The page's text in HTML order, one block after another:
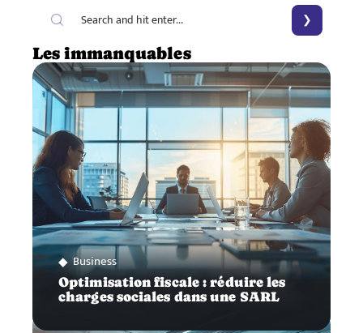
Les immanquables
Business
Optimisation fiscale : réduire les
charges sociales dans une SARL